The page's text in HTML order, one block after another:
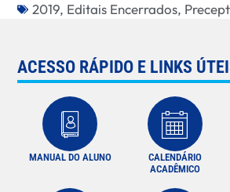
2019, Editais Encerrados,
ACESSO RÁPIDO E LINKS
MANUAL DO ALUNO
CALENDÁRIO
ACADÊMICO